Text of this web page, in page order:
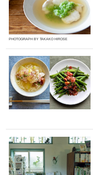
PHOTOGRAPH BY TAKAKO HIROSE